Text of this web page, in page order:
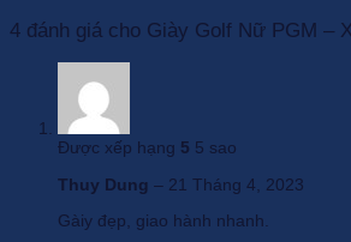
4 đánh giá cho Giày Golf Nữ PGM –
Được xếp hạng 5 5 sao
Thuy Dung – 21 Tháng 4, 2023
Gàiy đẹp, giao hành nhanh.